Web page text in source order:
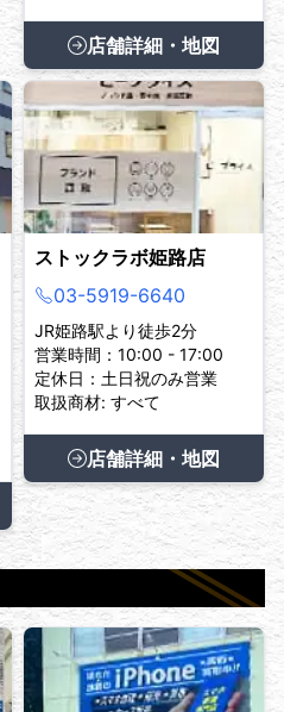
店舗詳細・地図
ストックラボ姫路店
03-5919-6640
JR姫路駅より徒歩2分
営業時間：10:00 - 17:00
定休日：土日祝のみ営業
取扱商材: すべて
店舗詳細・地図